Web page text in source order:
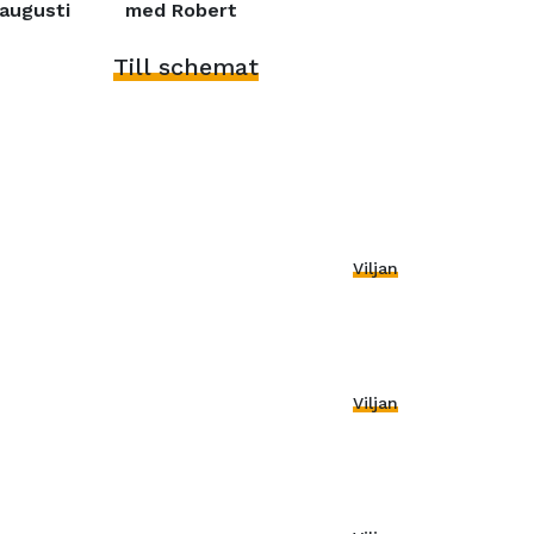
augusti med Robert
Till schemat
Viljan
Viljan